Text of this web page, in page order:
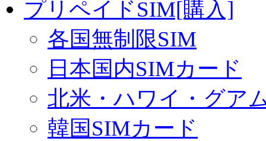
プリペイドSIM[購入]
各国無制限SIM
日本国内SIMカード
北米・ハワイ・グア
韓国SIMカード